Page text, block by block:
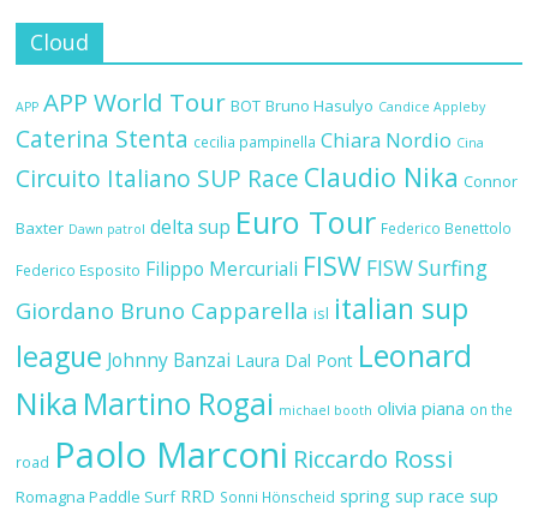
Cloud
APP APP World Tour BOT Bruno Hasulyo Candice Appleby
Caterina Stenta cecilia pampinella Chiara Nordio Cina
Circuito Italiano SUP Race Claudio Nika Connor
Baxter Dawn patrol delta sup Euro Tour Federico Benettolo
Federico Esposito Filippo Mercuriali FISW FISW Surfing
Giordano Bruno Capparella isl italian sup
league Johnny Banzai Laura Dal Pont Leonard
Nika Martino Rogai michael booth olivia piana on the
road Paolo Marconi Riccardo Rossi
Romagna Paddle Surf RRD Sonni Hönscheid spring sup race sup